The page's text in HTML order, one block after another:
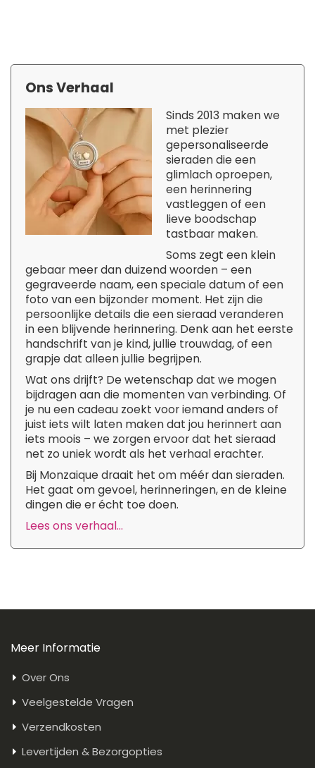
Ons Verhaal
Sinds 2013 maken we
met plezier
gepersonaliseerde
sieraden die een
glimlach oproepen,
een herinnering
vastleggen of een
lieve boodschap
tastbaar maken.
Soms zegt een klein
gebaar meer dan duizend woorden – een
gegraveerde naam, een speciale datum of een
foto van een bijzonder moment. Het zijn die
persoonlijke details die een sieraad veranderen
in een blijvende herinnering. Denk aan het eerste
handschrift van je kind, jullie trouwdag, of een
grapje dat alleen jullie begrijpen.
Wat ons drijft? De wetenschap dat we mogen
bijdragen aan die momenten van verbinding. Of
je nu een cadeau zoekt voor iemand anders of
juist iets wilt laten maken dat jou herinnert aan
iets moois – we zorgen ervoor dat het sieraad
net zo uniek wordt als het verhaal erachter.
Bij Monzaique draait het om méér dan sieraden.
Het gaat om gevoel, herinneringen, en de kleine
dingen die er écht toe doen.
Lees ons verhaal...
Meer Informatie
Over Ons
Veelgestelde Vragen
Verzendkosten
Levertijden & Bezorgopties